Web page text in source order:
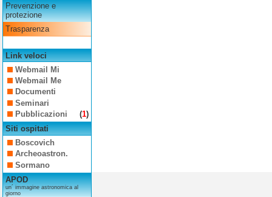
Prevenzione e
protezione
Trasparenza
Link veloci
Webmail Mi
Webmail Me
Documenti
Seminari
Pubblicazioni
(1)
Siti ospitati
Boscovich
Archeoastron.
Sormano
APOD
un´ immagine astronomica al
giorno